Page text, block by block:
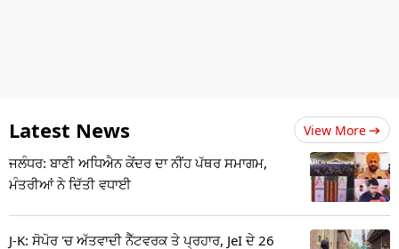
Latest News View More
ਜਲੰਧਰ: ਬਾਣੀ ਅਧਿਐਨ ਕੇਂਦਰ ਦਾ ਨੀਂਹ ਪੱਥਰ ਸਮਾਗਮ,
ਮੰਤਰੀਆਂ ਨੇ ਦਿੱਤੀ ਵਧਾਈ
J-K: ਸੋਪੋਰ 'ਚ ਅੱਤਵਾਦੀ ਨੈੱਟਵਰਕ ਤੇ ਪ੍ਰਹਾਰ, JeI ਦੇ 26